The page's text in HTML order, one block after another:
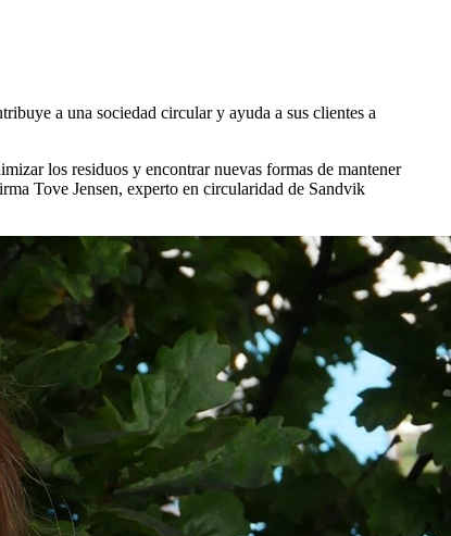
a una sociedad circular y ayuda a sus clientes a
los residuos y encontrar nuevas formas de mantener
Tove Jensen, experto en circularidad de Sandvik